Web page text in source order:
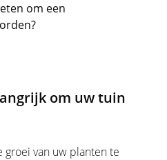
om een
om uw tuin
van uw planten te